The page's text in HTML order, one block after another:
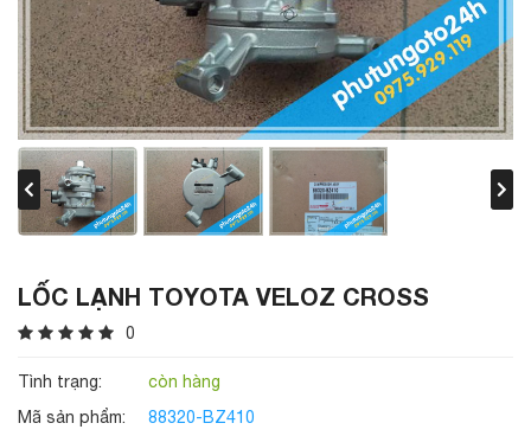
LỐC LẠNH TOYOTA VELOZ CROSS
0
Tình trạng:
còn hàng
Mã sản phẩm:
88320-BZ410